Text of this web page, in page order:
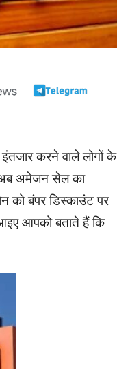
करने वाले लोगों के
अब अमेजन सेल का
को बंपर डिस्काउंट पर
आइए आपको बताते हैं कि